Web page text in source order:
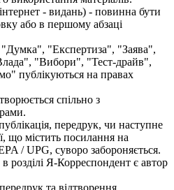
- видань) - повинна бути
або в першому абзаці
"Експертиза", "Заява",
"Вибори", "Тест-драйв",
публікуються на правах
спільно з
передрук, чи наступне
що містить посилання на
/ UPG, суворо забороняється.
розділі Я-Корреспондент є автор
та відтворення